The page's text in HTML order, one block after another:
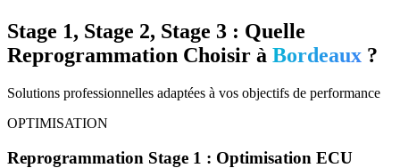
Stage 1, Stage 2, Stage 3 : Quelle
Reprogrammation Choisir à Bordeaux ?
Solutions professionnelles adaptées à vos objectifs de performance
OPTIMISATION
Reprogrammation Stage 1 : Optimisation ECU